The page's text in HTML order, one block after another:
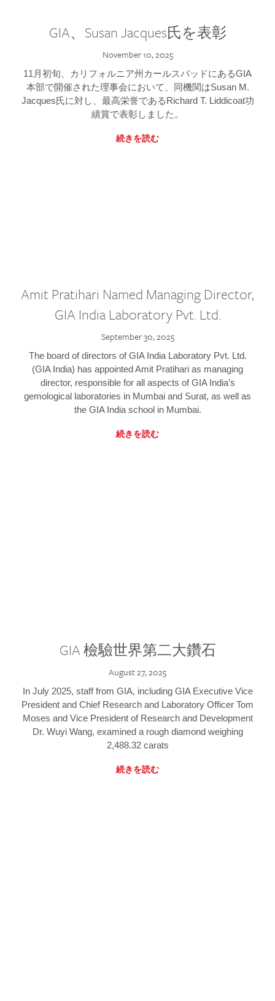
GIA、Susan Jacques氏を表彰
November 10, 2025
11月初旬、カリフォルニア州カールスバッドにあるGIA
本部で開催された理事会において、同機関はSusan M.
Jacques氏に対し、最高栄誉であるRichard T. Liddicoat功
績賞で表彰しました。
続きを読む
Amit Pratihari Named Managing Director,
GIA India Laboratory Pvt. Ltd.
September 30, 2025
The board of directors of GIA India Laboratory Pvt. Ltd.
(GIA India) has appointed Amit Pratihari as managing
director, responsible for all aspects of GIA India’s
gemological laboratories in Mumbai and Surat, as well as
the GIA India school in Mumbai.
続きを読む
GIA 檢驗世界第二大鑽石
August 27, 2025
In July 2025, staff from GIA, including GIA Executive Vice
President and Chief Research and Laboratory Officer Tom
Moses and Vice President of Research and Development
Dr. Wuyi Wang, examined a rough diamond weighing
2,488.32 carats
続きを読む